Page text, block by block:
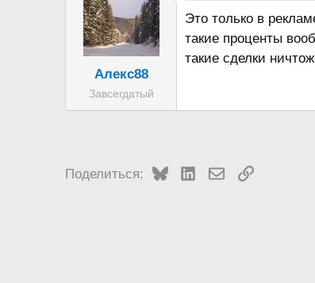
Алекс88
Завсегдатый
Это только в
такие проценты
такие сделки
Поделиться: BlueskyLinkedInЭлектронная
Ссылка